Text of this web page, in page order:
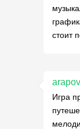
стоит
Игра